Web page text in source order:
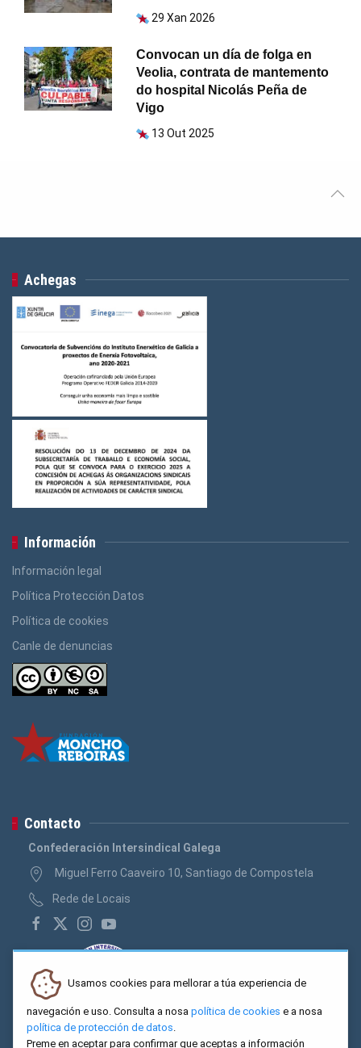
29 Xan 2026
Convocan un día de folga en
Veolia, contrata de mantemento
do hospital Nicolás Peña de
Vigo
13 Out 2025
Achegas
Información
Información legal
Política Protección Datos
Política de cookies
Canle de denuncias
Contacto
Confederación Intersindical Galega
Miguel Ferro Caaveiro 10, Santiago de Compostela
Rede de Locais
Usamos cookies para mellorar a túa experiencia de
navegación e uso. Consulta a nosa política de cookies e a nosa
política de protección de datos.
Preme en aceptar para confirmar que aceptas a información